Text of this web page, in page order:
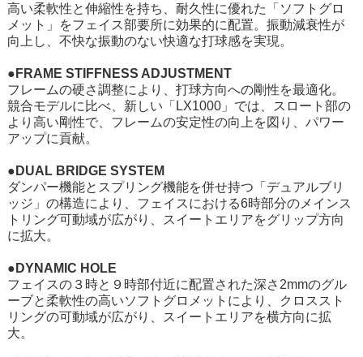
高い柔軟性と伸縮性を持ち、耐久性に優れた「ソフトグロ
メット」をフェイス部要所に効果的に配置。振動減衰性が
向上し、不快な振動のない快適な打球感を実現。
●FRAME STIFFNESS ADJUSTMENT
フレームの硬さ調整により、打球方向への剛性を最適化。
競合モデルに比べ、新しい「LX1000」では、スロート部の
より高い剛性で、フレームの安定性の向上を図り、パワー
アップに貢献。
●DUAL BRIDGE SYSTEM
ダンパー機能とスプリング機能を併せ持つ「デュアルブリ
ッジ」の構造により、フェイスにおける6時部分のメインス
トリング可動域が広がり、スイートエリアをグリップ方向
に拡大。
●DYNAMIC HOLE
フェイスの３時と９時部付近に配置された深さ2mmのグル
ーブと柔軟性の高いソフトグロメットにより、クロススト
リングの可動域が広がり、スイートエリアを横方向に拡
大。